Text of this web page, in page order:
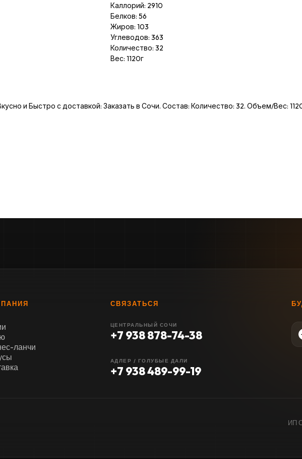
Каллорий: 2910
Белков: 56
Жиров: 103
Углеводов: 363
Количество: 32
Вес: 1120г
и Быстро с доставкой: Заказать в Сочи. Состав: Количество: 32. Объем/Вес:
ланчи
СВЯЗАТЬСЯ
ЦЕНТРАЛЬНЫЙ СОЧИ
+7 938 878-74-38
АДЛЕР / ГОЛУБЫЕ ДАЛИ
+7 938 489-99-19
ИП